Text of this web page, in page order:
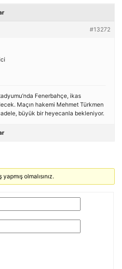
#13272
Fenerbahçe, ikas
Maçın hakemi Mehmet Türkmen
büyük bir heyecanla bekleniyor.
olmalısınız.